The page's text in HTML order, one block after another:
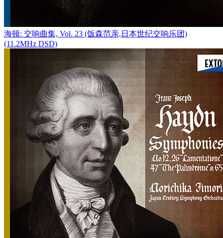
海顿: 交响曲集, Vol. 23 (饭森范亲,日本世纪交响乐团)
(11.2MHz DSD)